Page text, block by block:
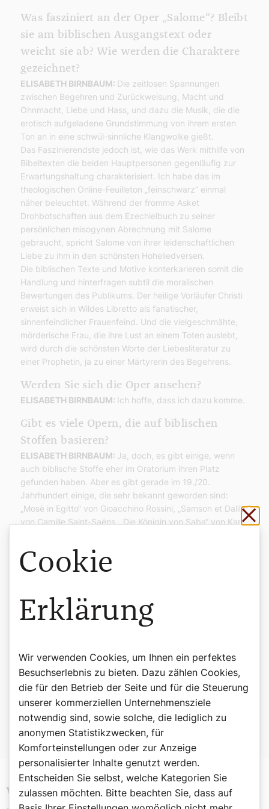
Was fasziniert an der Oper „Salome“? Bleibt
sie am biblischen Ausgangstext oder
weicht sie ab? Wie werden die Charaktere
gezeichnet?
ELISABETH BIRNBAUM: Die zeitlosen Spannungen
zwischen Begehren und Zurückweisung, Macht und
Ohnmacht, Liebe und Hass, und dazu die Musik, die die
erotisch aufgeladene Grundstimmung von ihrem ersten
Ton an in eine schwül-sinnliche Klangwolke gießt.
Das Faszinierendste jedoch ist, wie das Werk mithilfe von
Bibeltexten die beiden Hauptpersonen gegenläufig zur
Erwartungshaltung charakterisiert. Ich habe das im
theologischen Online-Feuilleton „feinschwarz“ einmal
näher beleuchtet. Während der fromme Asket
Drohbotschaften aus dem Ezechielbuch zu seiner
persönlichen misogynen Abrechnung mit Salome
gebraucht, spricht Salome von ihrer leidenschaftlichen
Liebe zu ihm in den schönsten Hoheliedversen.
Die biblischen Texte und Motive konterkarieren somit die
Handlung und hinterfragen subtil die moralischen
Bewertungen des Publikums. Der heilige Vorläufer Christi
erweist sich in Wildes Libretto als fanatischer,
sinnenfeindlicher Frauenfeind. Und die vielgeschmähte,
mörderische Frau, die ihre Lust an einem Toten auslebt,
wird durch die schönsten Worte der Liebesliteratur zu
einer Prophetin, ja zu einer Märtyrerin des Begehrens.
Werden Sie sich die Oper ansehen?
ELISABETH BIRNBAUM: Ich hoffe, dass ich dazu komme.
Gibt es viele Opern, die auf biblischen
Stoffen basieren?
ELISABETH BIRNBAUM: Ja, doch, es gibt einige, wenn
auch biblische Stoffe eher im Oratorium ihren Platz
gefunden haben. Aber es gibt gerade im 19./20.
Jahrhundert einige, die sehr bekannt geworden sind:
„Mosè in Egitto“ von Gioacchino Rossini, „Samson et Dalila“
von Camille Saint-Saëns, „Die Königin von Saba“ von Karl
Welche „biblischen Opern“ schätzen Sie
ELISABETH BIRNBAUM: Eine Szene aus „Moses und
Aaron“ von Schönberg liebe ich besonders: Das Stück
beginnt mit der Berufung des Mose am brennenden
so oft von einem Bassisten singen, sondern von einem
vierstimmigen Chor UND zugleich von einem Sprechchor.
Das hat eine unglaubliche Wirkung und eine wunderbare
ist unfassbar, nicht in eine einzige Stimme zwängbar. Das
finde ich großartig.
Volksopern-Premiere: Familienthriller
Cookie
Erklärung
Wir verwenden Cookies, um Ihnen ein perfektes
Besuchserlebnis zu bieten. Dazu zählen Cookies,
die für den Betrieb der Seite und für die Steuerung
unserer kommerziellen Unternehmensziele
notwendig sind, sowie solche, die lediglich zu
anonymen Statistikzwecken, für
Komforteinstellungen oder zur Anzeige
personalisierter Inhalte genutzt werden.
Entscheiden Sie selbst, welche Kategorien Sie
zulassen möchten. Bitte beachten Sie, dass auf